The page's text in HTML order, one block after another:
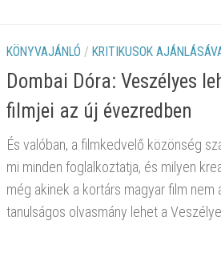
KÖNYVAJÁNLÓ / KRITIKUSOK
Dombai Dóra: Veszélyes
filmjei az új évezredben
És valóban, a filmkedvelő közönség
mi minden foglalkoztatja, és milyen
még akinek a kortárs magyar film
tanulságos olvasmány lehet a